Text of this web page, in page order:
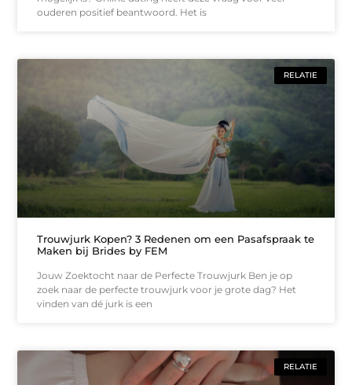
ouderen positief beantwoord. Het is
RELATIE
Trouwjurk Kopen? 3 Redenen om een Pasafspraak te
Maken bij Brides by FEM
Jouw Zoektocht naar de Perfecte Trouwjurk Ben je op
zoek naar de perfecte trouwjurk voor je grote dag? Het
vinden van dé jurk is een
RELATIE